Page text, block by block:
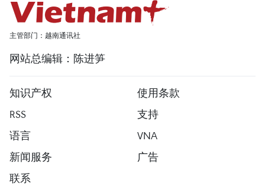
主管部门：越南通讯社
网站总编辑：陈进笋
知识产权
使用条款
RSS
支持
语言
VNA
新闻服务
广告
联系